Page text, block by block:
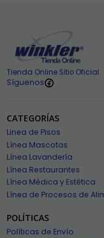
Tienda Online Sitio Oficial
Síguenos
CATEGORÍAS
Linea de Pisos
Línea Mascotas
Línea Lavandería
Línea Restaurantes
Línea Médica y Estética
Línea de Procesos de
POLÍTICAS
Políticas de Envío